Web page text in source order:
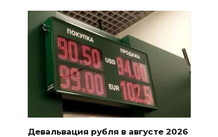
Девальвация рубля в августе 2026